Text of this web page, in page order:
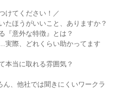
けてください！／
たほうがいいこと、ありますか？
『意外な特徴』とは？
実際、どれくらい助かってます
本当に取れる雰囲気？
、他社では聞きにくいワークラ